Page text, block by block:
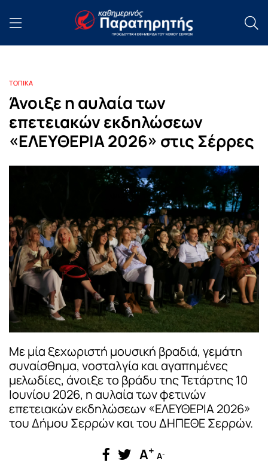
ΤΟΠΙΚΑ
Άνοιξε η αυλαία των
επετειακών εκδηλώσεων
«ΕΛΕΥΘΕΡΙΑ 2026» στις Σέρρες
Με μία ξεχωριστή μουσική βραδιά, γεμάτη
συναίσθημα, νοσταλγία και αγαπημένες
μελωδίες, άνοιξε το βράδυ της Τετάρτης 10
Ιουνίου 2026, η αυλαία των φετινών
επετειακών εκδηλώσεων «ΕΛΕΥΘΕΡΙΑ 2026»
του Δήμου Σερρών και του ΔΗΠΕΘΕ Σερρών.
A+ A-